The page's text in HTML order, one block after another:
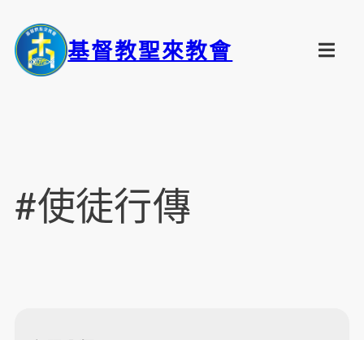
基督教聖來教會
#使徒行傳